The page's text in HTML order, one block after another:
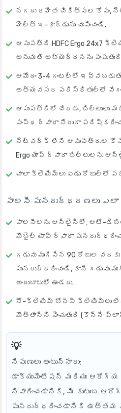
నగదు రహిత చికిత్సల కోసం,
హెల్త్ ఇ-కార్డును చూపించండి.
ఆసుపత్రి HDFC Ergo 24x7
అనుమతి అభ్యర్థనను
ఆమోదం 3-4 గంటల్లో
అత్యవసర పరిస్థితుల్లో వేగంగా
ఆసుపత్రిలో చేరడం, బిల్లులు
సంస్థ ద్వారా నేరుగా
నెట్‌వర్క్ లేని ఆసుపత్రుల కోసం,
Ergo యాప్ ద్వారా బిల్లులను
చాలా క్లెయిమ్‌లు ఏడు రోజుల్లో
పాలసీ పునరుద్ధరణలు
పాలసీలను ఆన్‌లైన్‌లో, ఆటో-
మొబైల్ యాప్ ద్వారా
గడువు ముగిసిన 90 రోజుల
పునరుద్ధరించండి, కానీ గడువు
అందుబాటులో ఉండదు.
నో-క్లెయిమ్ బోనస్ క్లెయిమ్‌లు
మొత్తాన్ని పెంచుతుంది (కొన్ని
నిపుణులు అంటున్నారు:
డాక్యుమెంటేషన్ మరియు
నివారించడానికి, మీ కుటుంబ
పునరుద్ధరించడానికి ఉత్తమ